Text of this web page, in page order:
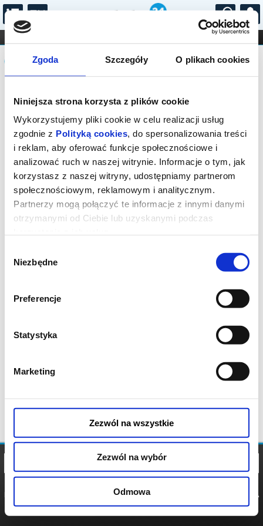
Zgoda Szczegóły O plikach cookies
Niniejsza strona korzysta z plików cookie
Wykorzystujemy pliki cookie w celu realizacji usług
zgodnie z Polityką cookies, do spersonalizowania treści
i reklam, aby oferować funkcje społecznościowe i
analizować ruch w naszej witrynie. Informacje o tym, jak
korzystasz z naszej witryny, udostępniamy partnerom
społecznościowym, reklamowym i analitycznym.
Partnerzy mogą połączyć te informacje z innymi danymi
otrzymanymi od Ciebie lub uzyskanymi podczas
zgody
Niezbędne
Preferencje
Statystyka
Marketing
Zezwól na wszystkie
Zezwól na wybór
Odmowa
...
FILHARMONIA OPERA I BALET
STAND-UP
DLA DZIECI
Komunikat
Sprzedaż biletów on-line na wydarzenie
została zakończona.
POLITYKA
POLITYKA